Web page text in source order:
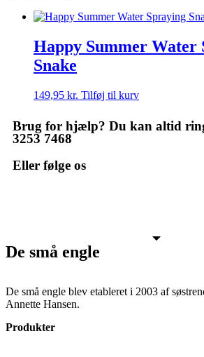
Happy Summer Water
Snake
149,95 kr. Tilføj til kurv
Brug for hjælp? Du kan altid
3253 7468
Eller følge os
De små engle
De små engle blev etableret i 2003 af
Annette Hansen.
Produkter